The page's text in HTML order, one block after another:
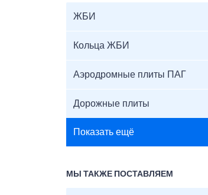
ЖБИ
Кольца ЖБИ
Аэродромные плиты ПАГ
Дорожные плиты
Показать ещё
МЫ ТАКЖЕ ПОСТАВЛЯЕМ